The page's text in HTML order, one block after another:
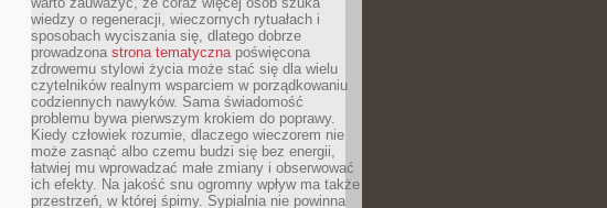
wiedzy o regeneracji, wieczornych rytuałach i
sposobach wyciszania się, dlatego dobrze
prowadzona strona tematycznapoświęcona
zdrowemu stylowi życia może stać się dla wielu
czytelników realnym wsparciem w porządkowaniu
codziennych nawyków. Sama świadomość
problemu bywa pierwszym krokiem do poprawy.
Kiedy człowiek rozumie, dlaczego wieczorem nie
może zasnąć albo czemu budzi się bez energii,
łatwiej mu wprowadzać małe zmiany i obserwować
ich efekty. Na jakość snu ogromny wpływ ma także
przestrzeń, w której śpimy. Sypialnia nie powinna